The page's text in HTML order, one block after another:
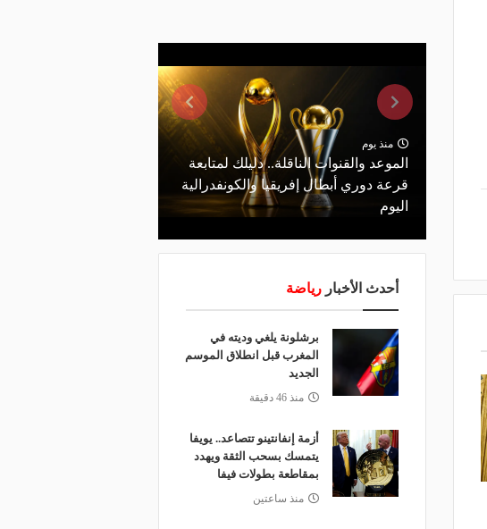
منذ يوم
الموعد والقنوات الناقلة.. دليلك لمتابعة
قرعة دوري أبطال إفريقيا والكونفدرالية
اليوم
أحدث الأخبار رياضة
برشلونة يلغي وديته في
المغرب قبل انطلاق الموسم
الجديد
منذ 46 دقيقة
أزمة إنفانتينو تتصاعد.. يويفا
يتمسك بسحب الثقة ويهدد
بمقاطعة بطولات فيفا
منذ ساعتين